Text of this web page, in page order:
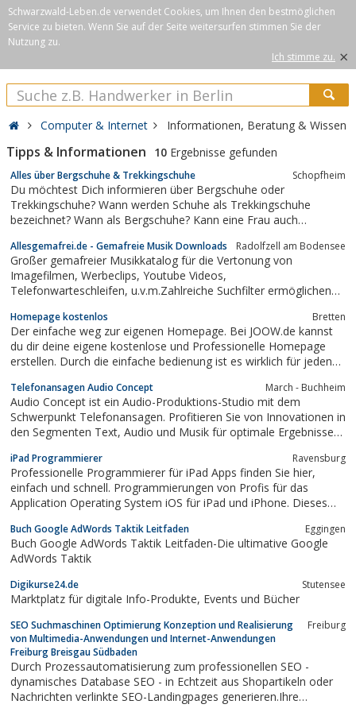
Schwarzwald-Leben.de verwendet Cookies, um Ihnen den bestmöglichen
Service zu bieten. Wenn Sie auf der Seite weitersurfen stimmen Sie der
Nutzung zu.
Ich stimme zu. ×
Computer & Internet Informationen, Beratung & Wissen
Tipps & Informationen 10 Ergebnisse gefunden
Alles über Bergschuhe & Trekkingschuhe Schopfheim
Du möchtest Dich informieren über Bergschuhe oder
Trekkingschuhe? Wann werden Schuhe als Trekkingschuhe
bezeichnet? Wann als Bergschuhe? Kann eine Frau auch
ist beim Kauf von Kinderschuhen zu achten?Du suchst die
Antwort auf eine dieser Fragen? Wir haben sie für Dich!...
Allesgemafrei.de - Gemafreie Musik Downloads Radolfzell am Bodensee
Großer gemafreier Musikkatalog für die Vertonung von
Imagefilmen, Werbeclips, Youtube Videos,
Telefonwarteschleifen, u.v.m.Zahlreiche Suchfilter ermöglichen
Projekt integrieren lassen.5 übersichtliche Lizenzmodelle stehen
zur Verfügung und decken alle...
Homepage kostenlos Bretten
Der einfache weg zur eigenen Homepage. Bei JOOW.de kannst
du dir deine eigene kostenlose und Professionelle Homepage
erstellen. Durch die einfache bedienung ist es wirklich für jeden
Bilder Gästebuch Forum Animationen und vieles mehr.
Telefonansagen Audio Concept March - Buchheim
Audio Concept ist ein Audio-Produktions-Studio mit dem
Schwerpunkt Telefonansagen. Profitieren Sie von Innovationen in
den Segmenten Text, Audio und Musik für optimale Ergebnisse
wir Ihnen helfen?
iPad Programmierer Ravensburg
Professionelle Programmierer für iPad Apps finden Sie hier,
einfach und schnell. Programmierungen von Profis für das
Application Operating System iOS für iPad und iPhone. Dieses
iPad Applications Anwendern eine B2B Plattform. Hier werden
iPad Programmierer gesucht und...
Buch Google AdWords Taktik Leitfaden Eggingen
Buch Google AdWords Taktik Leitfaden-Die ultimative Google
AdWords Taktik
Digikurse24.de Stutensee
Marktplatz für digitale Info-Produkte, Events und Bücher
SEO Suchmaschinen Optimierung Konzeption und Realisierung
von Multimedia-Anwendungen und Internet-Anwendungen
Freiburg Breisgau Südbaden
Freiburg
Durch Prozessautomatisierung zum professionellen SEO -
dynamisches Database SEO - in Echtzeit aus Shopartikeln oder
Nachrichten verlinkte SEO-Landingpages generieren.Ihre